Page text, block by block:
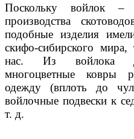
Поскольку войлок
производства
подобные изделия
скифо-сибирского
нас. Из войлока
многоцветные ковры
одежду (вплоть до
войлочные подвески к
т. д.